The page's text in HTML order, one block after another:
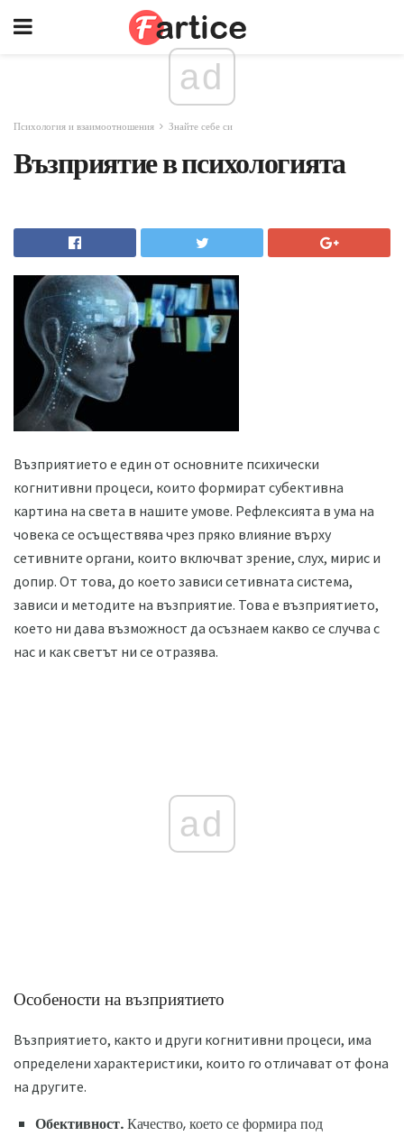
ad
Психология и взаимоотношения Знайте себе си
Възприятие в психологията
Възприятието е един от основните психически
когнитивни процеси, които формират субективна
картина на света в нашите умове. Рефлексията в ума на
човека се осъществява чрез пряко влияние върху
сетивните органи, които включват зрение, слух, мирис и
допир. От това, до което зависи сетивната система,
зависи и методите на възприятие. Това е възприятието,
което ни дава възможност да осъзнаем какво се случва с
нас и как светът ни се отразява.
ad
Особености на възприятието
Възприятието, както и други когнитивни процеси, има
определени характеристики, които го отличават от фона
на другите.
Обективност.Качество, което се формира под